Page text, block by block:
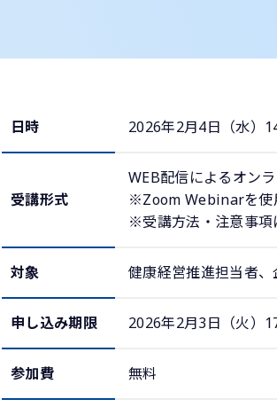
日時 2026年2月4日（水）
受講形式
WEB配信によるオン
※Zoom Webinarを使
※受講方法・注意事項
対象 健康経営推進担当者
申し込み期限 2026年2月3日（火）
参加費 無料